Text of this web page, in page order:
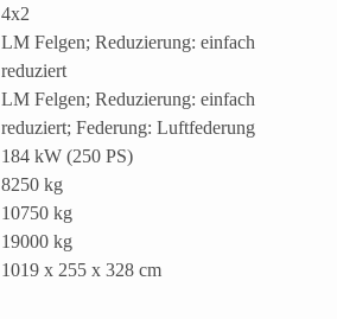
4x2
LM Felgen; Reduzierung: einfach
reduziert
LM Felgen; Reduzierung: einfach
reduziert; Federung: Luftfederung
184 kW (250 PS)
8250 kg
10750 kg
19000 kg
1019 x 255 x 328 cm